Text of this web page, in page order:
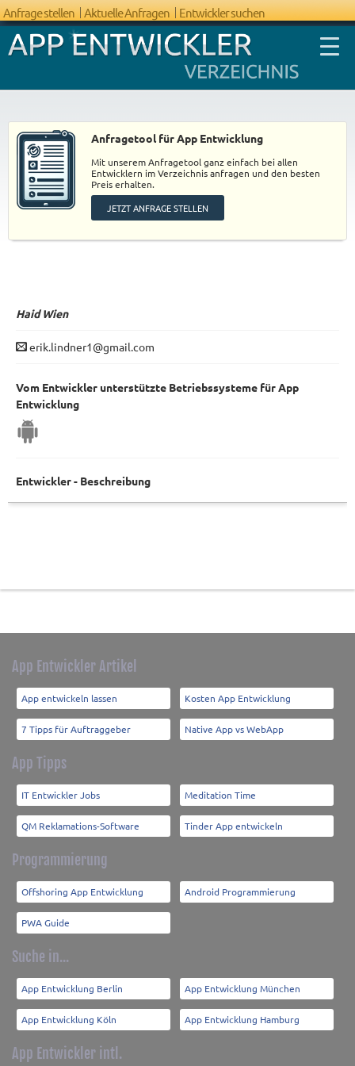
Anfrage stellen Aktuelle Anfragen Entwickler suchen
Anfragetool für App Entwicklung
Mit unserem Anfragetool ganz einfach bei allen
Entwicklern im Verzeichnis anfragen und den besten
Preis erhalten.
JETZT ANFRAGE STELLEN
HaidWien
erik.lindner1@gmail.com
Vom Entwickler unterstützte Betriebssysteme für App
Entwicklung
Entwickler - Beschreibung
App Entwickler Artikel
App entwickeln lassen Kosten App Entwicklung
7 Tipps für Auftraggeber Native App vs WebApp
App Tipps
IT Entwickler Jobs Meditation Time
QM Reklamations-Software Tinder App entwickeln
Programmierung
Offshoring App Entwicklung Android Programmierung
PWA Guide
Suche in...
App Entwicklung Berlin App Entwicklung München
App Entwicklung Köln App Entwicklung Hamburg
App Entwickler intl.